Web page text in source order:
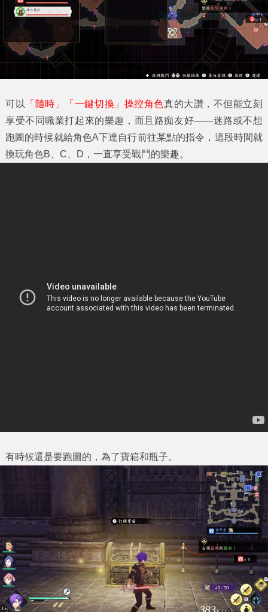
可以 「隨時」「一鍵切換」操控角色真的大讚，不但能立刻
享受不同職業打起來的樂趣，而且路痴友好——迷路或不想
跑圖的時候就給角色A下達自行前往某點的指令，這段時間就
換玩角色B、C、D，一直享受戰鬥的樂趣。
有時候還是要跑圖的，為了寶箱和瓶子。